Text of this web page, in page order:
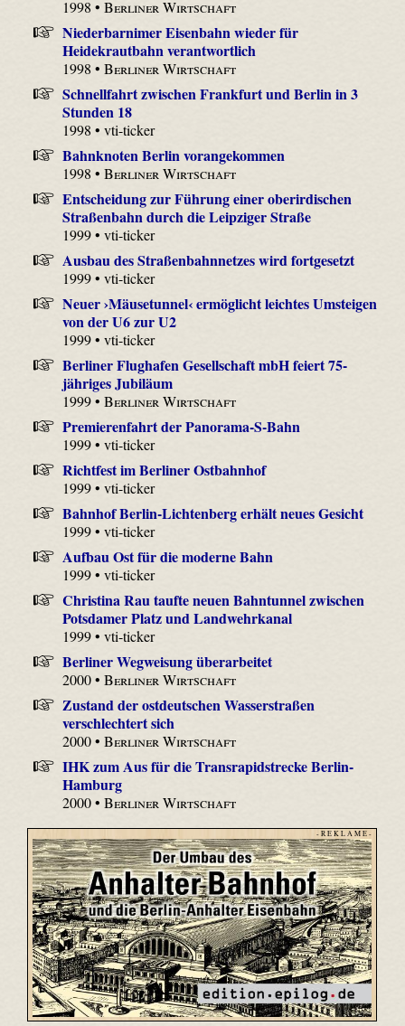
1998 •Berliner Wirtschaft
Niederbarnimer Eisenbahn wieder für
Heidekrautbahn verantwortlich
1998 •Berliner Wirtschaft
Schnellfahrt zwischen Frankfurt und Berlin in 3
Stunden 18
1998 • vti-ticker
Bahnknoten Berlin vorangekommen
1998 •Berliner Wirtschaft
Entscheidung zur Führung einer oberirdischen
Straßenbahn durch die Leipziger Straße
1999 • vti-ticker
Ausbau des Straßenbahnnetzes wird fortgesetzt
1999 • vti-ticker
Neuer ›Mäusetunnel‹ ermöglicht leichtes Umsteigen
von der U6 zur U2
1999 • vti-ticker
Berliner Flughafen Gesellschaft mbH feiert 75-
jähriges Jubiläum
1999 •Berliner Wirtschaft
Premierenfahrt der Panorama-S-Bahn
1999 • vti-ticker
Richtfest im Berliner Ostbahnhof
1999 • vti-ticker
Bahnhof Berlin-Lichtenberg erhält neues Gesicht
1999 • vti-ticker
Aufbau Ost für die moderne Bahn
1999 • vti-ticker
Christina Rau taufte neuen Bahntunnel zwischen
Potsdamer Platz und Landwehrkanal
1999 • vti-ticker
Berliner Wegweisung überarbeitet
2000 •Berliner Wirtschaft
Zustand der ostdeutschen Wasserstraßen
verschlechtert sich
2000 •Berliner Wirtschaft
IHK zum Aus für die Transrapidstrecke Berlin-
Hamburg
2000 •Berliner Wirtschaft
- R E K L A M E -